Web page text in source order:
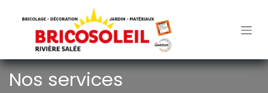
Se rendre au contenu
Nos services